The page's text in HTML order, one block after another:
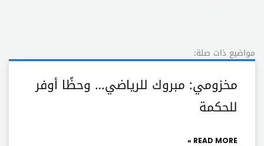
مواضيع ذات صلة:
مخزومي: مبروك للرياضي… وحظًا أوفر
للحكمة
READ MORE »